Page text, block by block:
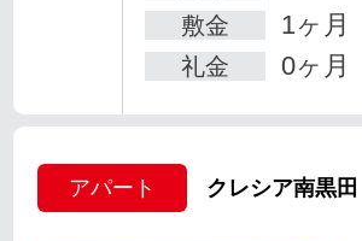
敷金 1ヶ月
礼金 0ヶ月
アパート クレシア南黒田